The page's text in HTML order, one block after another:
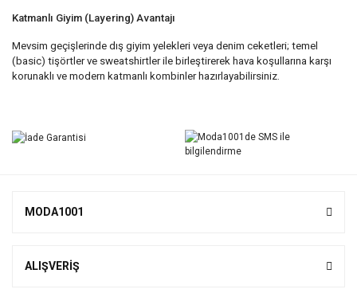
Katmanlı Giyim (Layering) Avantajı
Mevsim geçişlerinde dış giyim yelekleri veya denim ceketleri; temel
(basic) tişörtler ve sweatshirtler ile birleştirerek hava koşullarına karşı
korunaklı ve modern katmanlı kombinler hazırlayabilirsiniz.
MODA1001
ALIŞVERİŞ